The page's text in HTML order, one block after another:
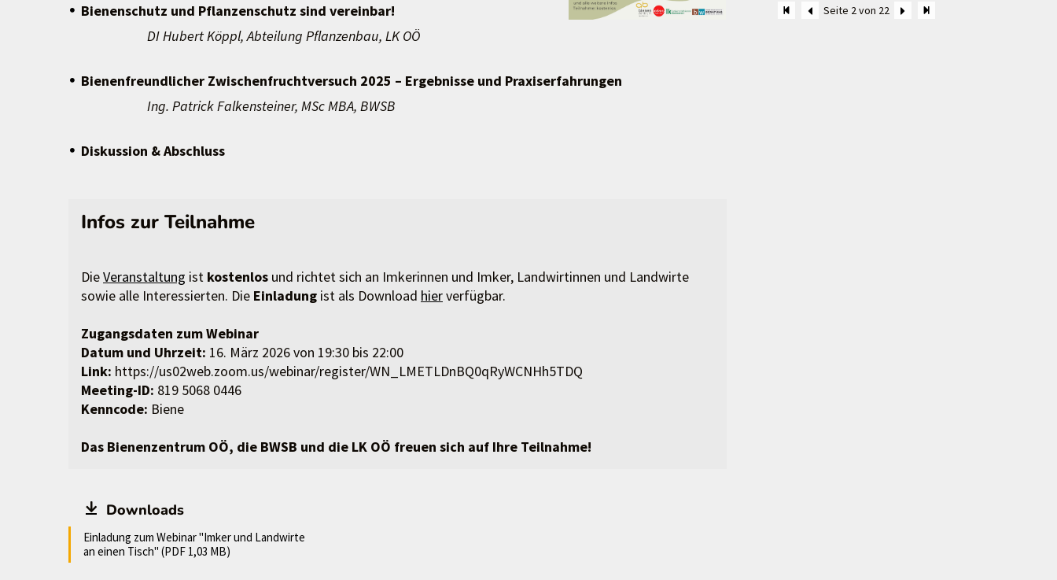
Bienenschutz und Pflanzenschutz sind vereinbar!
DI Hubert Köppl, Abteilung Pflanzenbau, LK OÖ
Bienenfreundlicher Zwischenfruchtversuch 2025 – Ergebnisse und Praxiserfahrungen
Ing. Patrick Falkensteiner, MSc MBA, BWSB
Diskussion & Abschluss
Infos zur Teilnahme
DieVeranstaltung ist kostenlos und richtet sich an Imkerinnen und Imker, Landwirtinnen und Landwirte
sowie alle Interessierten. Die Einladung ist als Download hierverfügbar.
Zugangsdaten zum Webinar
Datum und Uhrzeit: 16. März 2026 von 19:30 bis 22:00
Link: https://us02web.zoom.us/webinar/register/WN_LMETLDnBQ0qRyWCNHh5TDQ
Meeting-ID: 819 5068 0446
Kenncode: Biene
Das Bienenzentrum OÖ, die BWSB und die LK OÖ freuen sich auf Ihre Teilnahme!
Downloads
Einladung zum Webinar "Imker und Landwirte
an einen Tisch" (PDF 1,03 MB)
Seite 2 von 22